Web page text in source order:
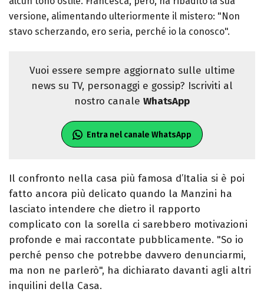
versione, alimentando ulteriormente il mistero: "Non
stavo scherzando, ero seria, perché io la conosco".
Vuoi essere sempre aggiornato sulle ultime
news su TV, personaggi e gossip? Iscriviti al
nostro canale WhatsApp
Entra nel canale WhatsApp
Il confronto nella casa più famosa d’Italia si è poi
fatto ancora più delicato quando la Manzini ha
lasciato intendere che dietro il rapporto
complicato con la sorella ci sarebbero motivazioni
profonde e mai raccontate pubblicamente. "So io
perché penso che potrebbe davvero denunciarmi,
ma non ne parlerò", ha dichiarato davanti agli altri
inquilini della Casa.